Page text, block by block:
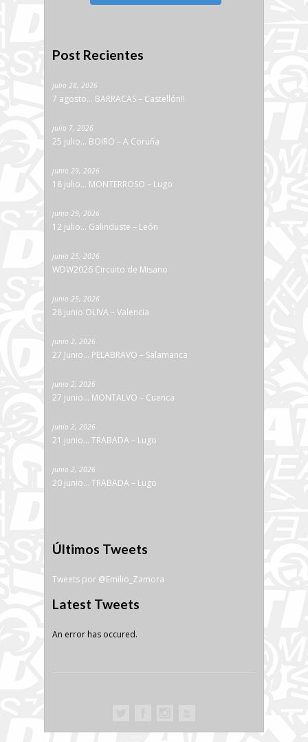
Post Recientes
julio 28, 2026
7 agosto… BARRACAS – Castellón!!
julio 7, 2026
25 julio… BOIRO – A Coruña
junio 29, 2026
18 julio… MONTERROSO – Lugo
junio 29, 2026
12 julio… Galinduste – León
junio 25, 2026
WDW2026 Circuito de Misano
junio 25, 2026
28 junio OLIVA – Valencia
junio 2, 2026
27 Junio… PELABRAVO – Salamanca
junio 2, 2026
27 junio… MONTALVO – Cuenca
junio 2, 2026
21 junio… TRABADA – Lugo
junio 2, 2026
20 junio… TRABADA – Lugo
Últimos Tweets
Tweets por @Emilio_Zamora
Latest Tweets
An error has occured.